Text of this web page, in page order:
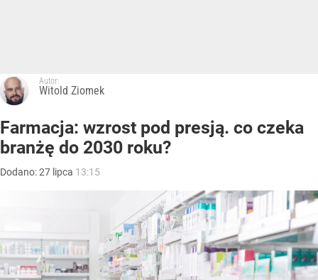
Autor:
Witold Ziomek
Farmacja: wzrost pod presją. co czeka
branżę do 2030 roku?
Dodano:27 lipca 13:15